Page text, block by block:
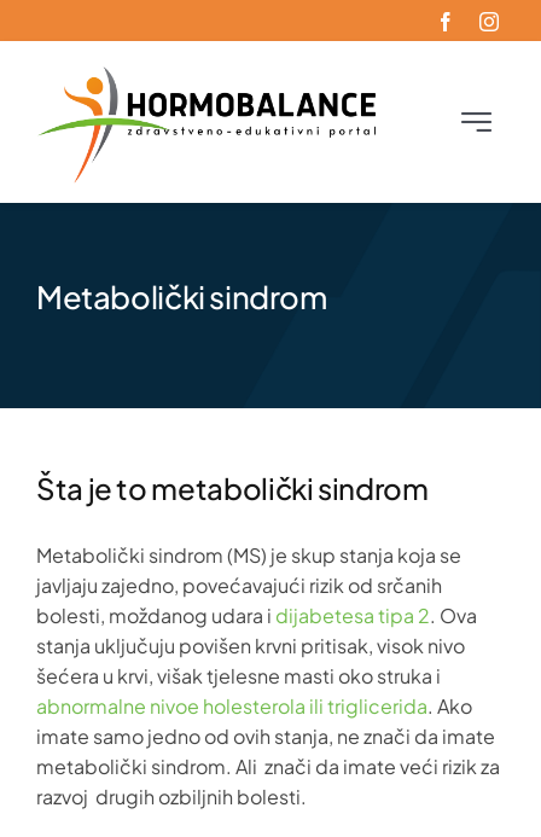
content
Toggle
Početna
Kontakt
Metabolički sindrom
Šta je to metabolički sindrom
Metabolički sindrom (MS) je skup stanja koja se
javljaju zajedno, povećavajući rizik od srčanih
bolesti, moždanog udara i dijabetesa tipa 2. Ova
stanja uključuju povišen krvni pritisak, visok nivo
šećera u krvi, višak tjelesne masti oko struka i
abnormalne nivoe holesterola ili triglicerida. Ako
imate samo jedno od ovih stanja, ne znači da imate
metabolički sindrom. Ali znači da imate veći rizik za
razvoj drugih ozbiljnih bolesti.